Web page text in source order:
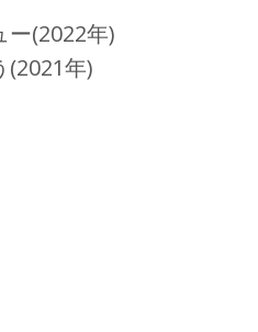
ー(2022年)
(2021年)